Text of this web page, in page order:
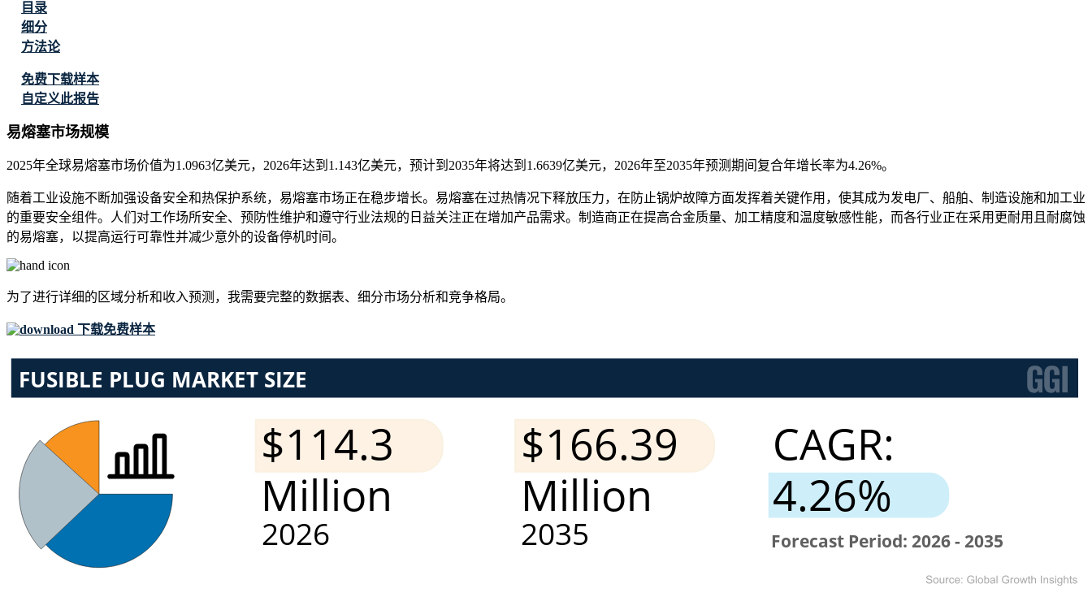
目录
细分
方法论
免费下载样本
自定义此报告
易熔塞市场规模
2025年全球易熔塞市场价值为1.0963亿美元，2026年达到1.143亿美元，预计到2035年将达到1.6639亿美元，2026年至2035年预测期间复合年增长率为4.26%。
随着工业设施不断加强设备安全和热保护系统，易熔塞市场正在稳步增长。易熔塞在过热情况下释放压力，在防止锅炉故障方面发挥着关键作用，使其成为发电厂、船舶、制造设施和加工业
的重要安全组件。人们对工作场所安全、预防性维护和遵守行业法规的日益关注正在增加产品需求。制造商正在提高合金质量、加工精度和温度敏感性能，而各行业正在采用更耐用且耐腐蚀
的易熔塞，以提高运行可靠性并减少意外的设备停机时间。
为了进行详细的区域分析和收入预测，我需要完整的数据表、细分市场分析和竞争格局。
下载免费样本